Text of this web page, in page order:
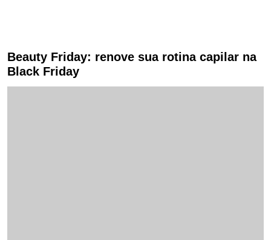
Beauty Friday: renove sua rotina capilar na
Black Friday